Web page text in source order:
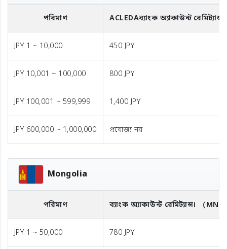
পরিমাণ ACLEDAব্যাংক অ্যাকাউন্ট
JPY 1 ~ 10,000 450 JPY
JPY 10,001 ~ 100,000 800 JPY
JPY 100,001 ~ 599,999 1,400 JPY
JPY 600,000 ~ 1,000,000 প্রযোজ্য নয়
Mongolia
পরিমাণ ব্যাংক অ্যাকাউন্ট রেমিট্যান্স। （MNT
JPY 1 ~ 50,000 780 JPY